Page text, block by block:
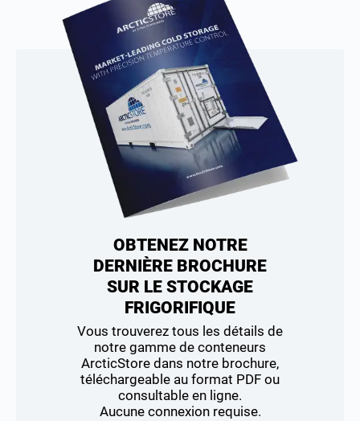
OBTENEZ NOTRE
DERNIÈRE BROCHURE
SUR LE STOCKAGE
FRIGORIFIQUE
Vous trouverez tous les détails de
notre gamme de conteneurs
ArcticStore dans notre brochure,
téléchargeable au format PDF ou
consultable en ligne.
Aucune connexion requise.